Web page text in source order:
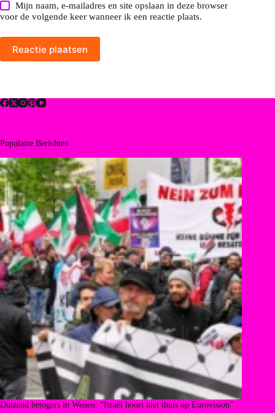
Mijn naam, e-mailadres en site opslaan in deze browser
voor de volgende keer wanneer ik een reactie plaats.
Reactie plaatsen
Populaire Berichten
Duizend betogers in Wenen: “Israël hoort niet thuis op Eurovision”